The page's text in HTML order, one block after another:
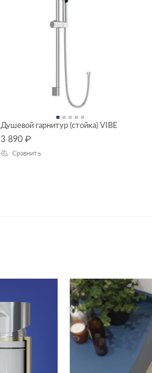
Душевой гарнитур (стойка) VIBE
3 890 ₽
Сравнить